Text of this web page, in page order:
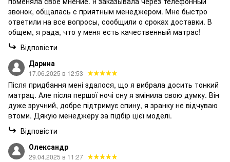
звонок, общалась с приятным менеджером. Мне быстро
ответили на все вопросы, сообщили о сроках доставки. В
общем, я рада, что у меня есть качественный матрас!
Відповісти
Дарина
17.06.2025 в 12:53
Після придбання мені здалося, що я вибрала досить тонкий
матрац. Але після першої ночі сну я змінила свою думку. Він
дуже зручний, добре підтримує спину, я зранку не відчуваю
втоми. Дякую менеджеру за підбір цієї моделі.
Відповісти
Олександр
29.04.2025 в 11:27